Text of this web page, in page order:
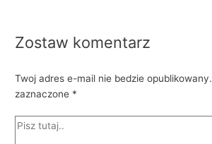
Zostaw komentarz
Twoj adres e-mail nie bedzie opublikowany.
zaznaczone *